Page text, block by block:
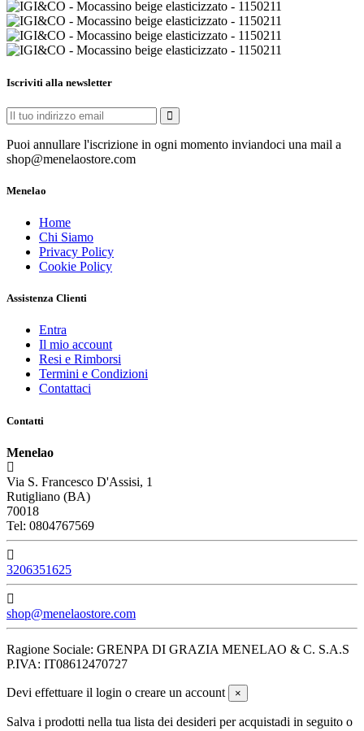
Iscriviti alla newsletter
Puoi annullare l'iscrizione in ogni momento inviandoci una mail a
shop@menelaostore.com
Menelao
Home
Chi Siamo
Privacy Policy
Cookie Policy
Assistenza Clienti
Entra
Il mio account
Resi e Rimborsi
Termini e Condizioni
Contattaci
Contatti
Menelao
Via S. Francesco D'Assisi, 1
Rutigliano (BA)
70018
Tel: 0804767569
3206351625
shop@menelaostore.com
Ragione Sociale: GRENPA DI GRAZIA MENELAO & C. S.A.S
P.IVA: IT08612470727
Devi effettuare il login o creare un account ×
Salva i prodotti nella tua lista dei desideri per acquistadi in seguito o